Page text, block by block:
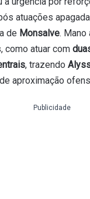
atuações
de Monsalve. Mano
como atuar com
, trazendo
aproximação
Publicidade